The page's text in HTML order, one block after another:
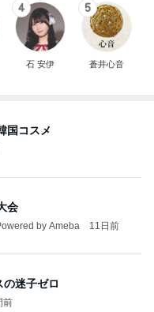
4
石 安伊
5
蒼井心音
国コスメ
会
by Ameba 11日前
迷子ゼロ
前